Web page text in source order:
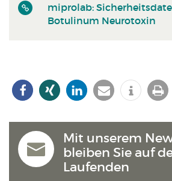
miprolab:
Botulinum Neurotoxin
Mit unserem
bleiben Sie auf
Laufenden